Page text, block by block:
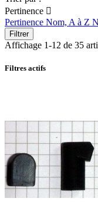
Pertinence 
Pertinence Nom, A à Z
Filtrer
Affichage 1-12 de 35
Filtres actifs